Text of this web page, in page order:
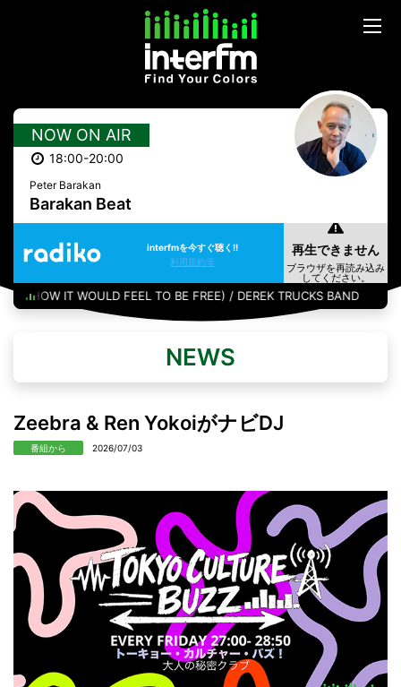
NOW ON AIR
18:00-20:00
Peter Barakan
Barakan Beat
interfmを今すぐ聴く!!
利用規約等
IT WOULD FEEL TO BE FREE) / DEREK TRUCKS BAND
NEWS
Zeebra & Ren YokoiがナビDJ
番組から 2026/07/03